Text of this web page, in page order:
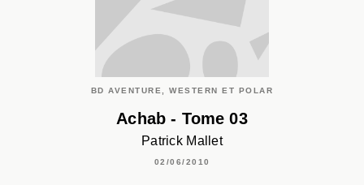
BD AVENTURE, WESTERN ET POLAR
Achab - Tome 03
Patrick Mallet
02/06/2010